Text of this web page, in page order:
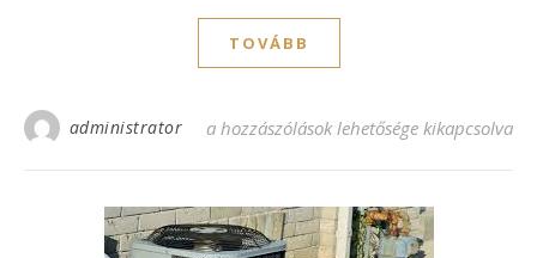
TOVÁBB
administrator A klíma számos előnye bejegyzéshez
a hozzászólások lehetősége kikapcsolva